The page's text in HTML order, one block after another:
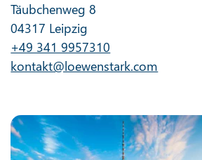
Täubchenweg 8
04317 Leipzig
+49 341 9957310
kontakt@loewenstark.com